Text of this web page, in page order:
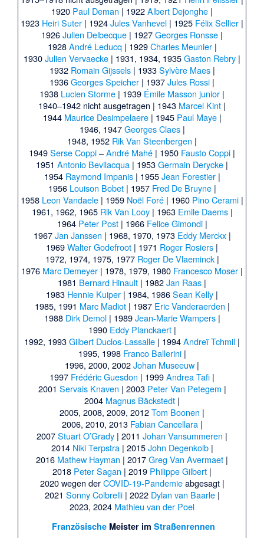
1920 Paul Deman | 1922Albert Dejonghe |
1923 Heiri Suter | 1924Jules Vanhevel | 1925 Félix Sellier |
1926Julien Delbecque | 1927Georges Ronsse |
1928André Leducq| 1929Charles Meunier|
1930Julien Vervaecke | 1931, 1934, 1935Gaston Rebry |
1932 Romain Gijssels| 1933Sylvère Maes|
1936Georges Speicher | 1937Jules Rossi |
1938 Lucien Storme | 1939 Émile Masson junior |
1940–1942 nicht ausgetragen | 1943 Marcel Kint |
1944 Maurice Desimpelaere| 1945 Paul Maye|
1946, 1947Georges Claes|
1948, 1952 Rik Van Steenbergen |
1949Serse Coppi–André Mahé | 1950 Fausto Coppi |
1951 Antonio Bevilacqua | 1953Germain Derycke |
1954 Raymond Impanis| 1955Jean Forestier|
1956 Louison Bobet| 1957 Fred De Bruyne|
1958 Leon Vandaele | 1959 Noël Foré | 1960 Pino Cerami |
1961, 1962, 1965 Rik Van Looy| 1963 Emile Daems|
1964 Peter Post| 1966 Felice Gimondi|
1967Jan Janssen | 1968, 1970, 1973 Eddy Merckx|
1969Walter Godefroot | 1971 Roger Rosiers |
1972, 1974, 1975, 1977 Roger De Vlaeminck|
1976 Marc Demeyer | 1978, 1979, 1980 Francesco Moser |
1981 Bernard Hinault | 1982Jan Raas |
1983 Hennie Kuiper | 1984, 1986Sean Kelly |
1985, 1991 Marc Madiot| 1987 Eric Vanderaerden |
1988 Dirk Demol| 1989Jean-Marie Wampers|
1990 Eddy Planckaert|
1992, 1993Gilbert Duclos-Lassalle | 1994Andreï Tchmil |
1995, 1998 Franco Ballerini|
1996, 2000, 2002Johan Museeuw |
1997 Frédéric Guesdon | 1999Andrea Tafi |
2001 Servais Knaven | 2003 Peter Van Petegem |
2004 Magnus Bäckstedt |
2005, 2008, 2009, 2012Tom Boonen |
2006, 2010, 2013 Fabian Cancellara|
2007Stuart O’Grady | 2011 Johan Vansummeren |
2014 Niki Terpstra| 2015John Degenkolb|
2016 Mathew Hayman | 2017Greg Van Avermaet |
2018 Peter Sagan | 2019 Philippe Gilbert |
2020 wegen derCOVID-19-Pandemieabgesagt |
2021 Sonny Colbrelli| 2022 Dylan van Baarle|
2023, 2024 Mathieu van der Poel
FranzösischeMeister im Straßenrennen